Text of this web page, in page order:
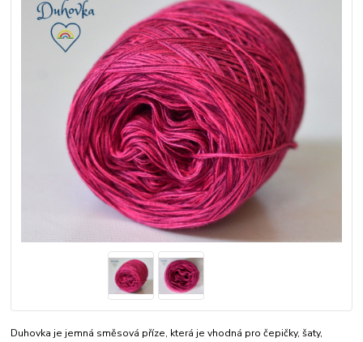
Duhovka je jemná směsová příze, která je vhodná pro čepičky, šaty,